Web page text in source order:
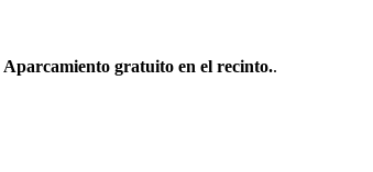
Aparcamiento gratuito en el recinto..